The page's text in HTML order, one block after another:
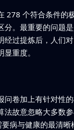
278 个符合条件
分。最重要的问题
经过提炼后，人们
重度。
问卷加上有针对性
法故意忽略大多数
要病与健康的最清